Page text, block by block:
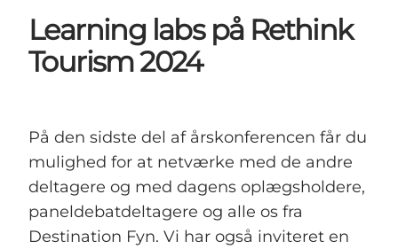
Learning labs på Rethink
Tourism 2024
På den sidste del af årskonferencen får du
mulighed for at netværke med de andre
deltagere og med dagens oplægsholdere,
paneldebatdeltagere og alle os fra
Destination Fyn. Vi har også inviteret en